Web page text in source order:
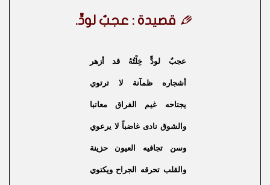
قصيدة : عجبٌ لودٍّ.
عجبٌ لودٍّ خِلْتُهُ قد أزهر
أشجاره ظمآنة لا ترتوي
يجتاحه غيم الفراق معاتبا
والشوق نادى غاضباً لا يرعوي
وسن تجافيه العيون حزينة
والقلب تحرقه الجراح ويكتوي